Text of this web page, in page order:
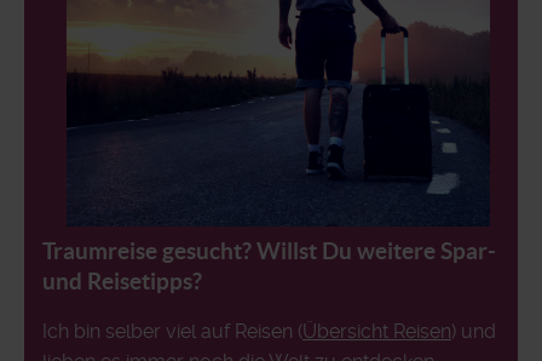
Traumreise gesucht? Willst Du weitere Spar-
und Reisetipps?
Ich bin selber viel auf Reisen (Übersicht Reisen) und